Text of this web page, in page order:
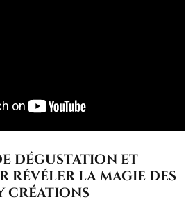
dégustation et
révéler la magie des
créations